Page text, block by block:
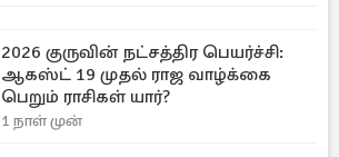
2026 குருவின் நட்சத்திர பெயர்ச்சி:
ஆகஸ்ட் 19 முதல் ராஜ வாழ்க்கை
பெறும் ராசிகள் யார்?
1 நாள் முன்